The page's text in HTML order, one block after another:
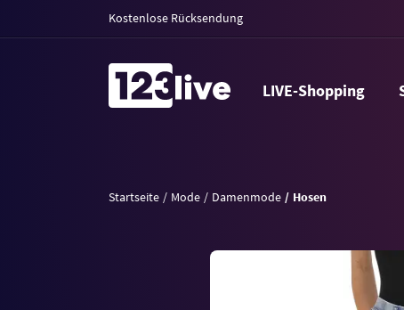
Kostenlose Rücksendung
LIVE-Shopping
Startseite Mode Damenmode Hosen